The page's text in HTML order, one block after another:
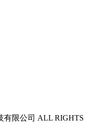
有限公司 ALL RIGHTS